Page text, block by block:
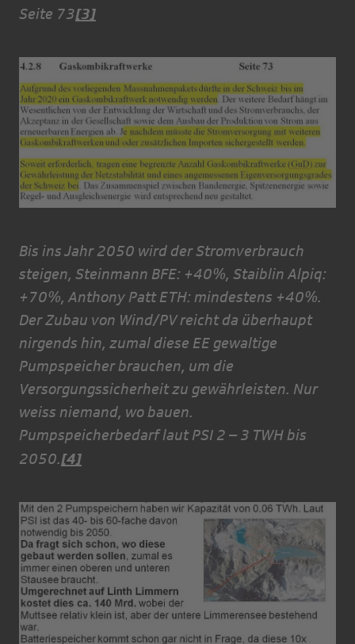
Seite 73[3]
Bis ins Jahr 2050 wird der Stromverbrauch
steigen, Steinmann BFE: +40%, Staiblin Alpiq:
+70%, Anthony Patt ETH: mindestens +40%.
Der Zubau von Wind/PV reicht da überhaupt
nirgends hin, zumal diese EE gewaltige
Pumpspeicher brauchen, um die
Versorgungssicherheit zu gewährleisten. Nur
weiss niemand, wo bauen.
Pumpspeicherbedarf laut PSI 2 – 3 TWH bis
2050.[4]